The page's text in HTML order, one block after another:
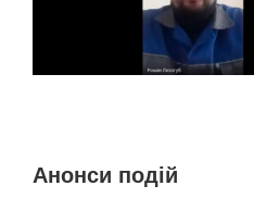
Анонси подій